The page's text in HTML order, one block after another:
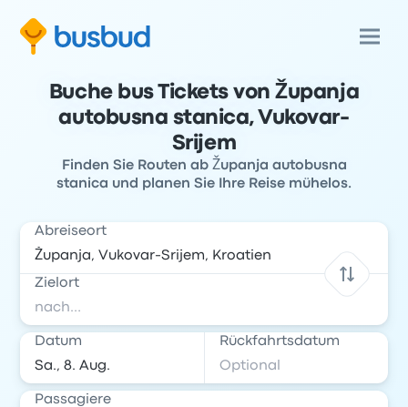
Buche bus Tickets von Županja
autobusna stanica, Vukovar-
Srijem
Finden Sie Routen ab Županja autobusna
stanica und planen Sie Ihre Reise mühelos.
Abreiseort
Zielort
Datum Rückfahrtsdatum
Passagiere